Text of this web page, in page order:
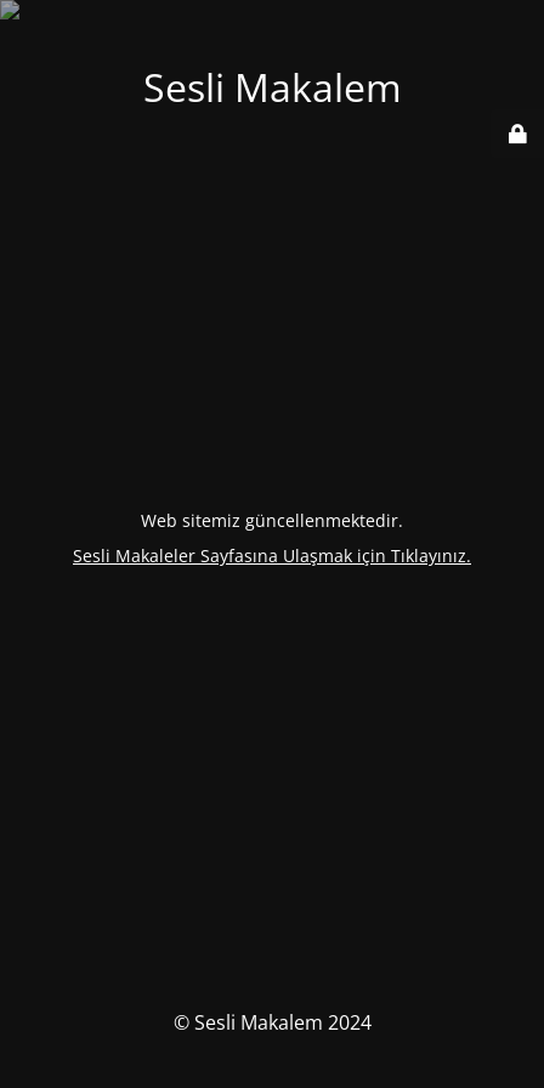
Sesli Makalem
Web sitemiz güncellenmektedir.
Sesli Makaleler Sayfasına Ulaşmak için Tıklayınız.
© Sesli Makalem 2024